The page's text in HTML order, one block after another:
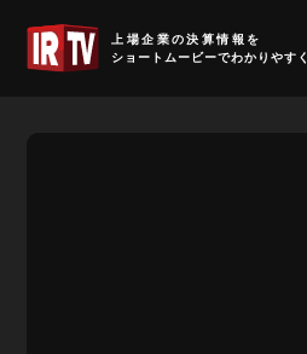
上場企業の決算情報を
ショートムービーでわかりやすく